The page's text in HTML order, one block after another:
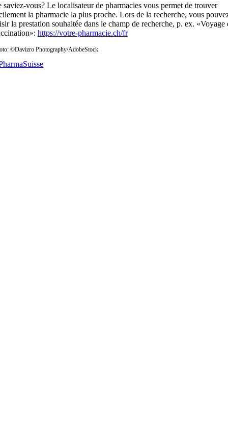
saviez-vous? Le localisateur de pharmacies vous permet de trouver
la pharmacie la plus proche. Lors de la recherche, vous
la prestation souhaitée dans le champ de recherche, p. ex. «Voyage
https://votre-pharmacie.ch/fr
©Davizro Photography/AdobeStock